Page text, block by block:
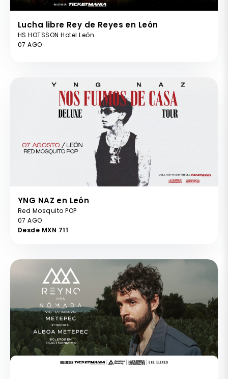
Lucha libre Rey de Reyes en León
HS HOTSSON Hotel León
07 AGO
YNG NAZ en León
Red Mosquito POP
07 AGO
Desde MXN 711